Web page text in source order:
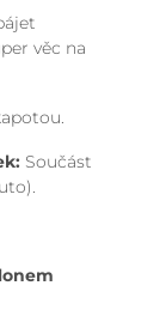
věc na
Součást